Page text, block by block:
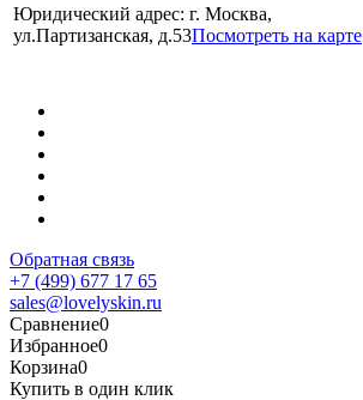
Юридический адрес: г. Москва,
ул.Партизанская, д.53Посмотреть на карте
Обратная связь
+7 (499) 677 17 65
sales@lovelyskin.ru
Сравнение0
Избранное0
Корзина0
Купить в один клик